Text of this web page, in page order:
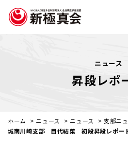
ニュース
昇段レポ
ホーム > ニュース > ニュース >支部ニ
城南川崎支部 目代結菜 初段昇段レポ